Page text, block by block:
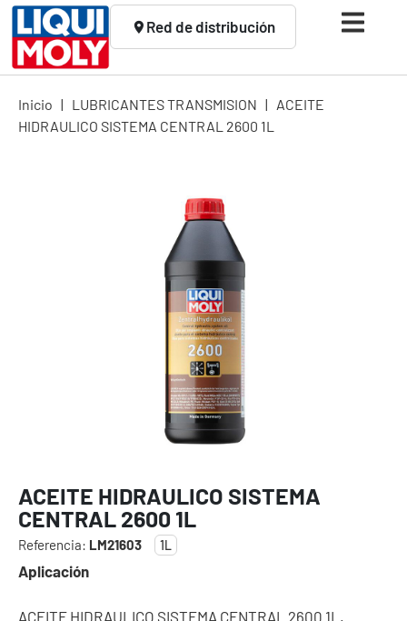
Red de distribución
Inicio | LUBRICANTES TRANSMISION | ACEITE
HIDRAULICO SISTEMA CENTRAL 2600 1L
ACEITE HIDRAULICO SISTEMA
CENTRAL 2600 1L
Referencia: LM21603 1L
Aplicación
ACEITE HIDRAULICO SISTEMA CENTRAL 2600 1L.